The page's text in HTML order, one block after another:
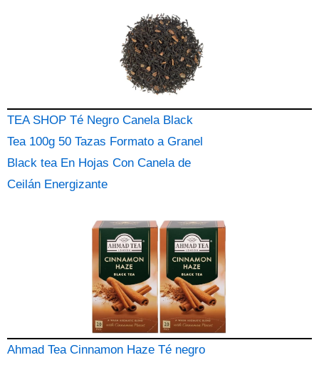
TEA SHOP Té Negro Canela Black
Tea 100g 50 Tazas Formato a Granel
Black tea En Hojas Con Canela de
Ceilán Energizante
Ahmad Tea Cinnamon Haze Té negro